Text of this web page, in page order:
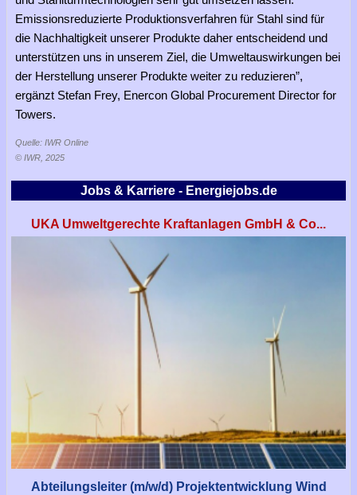
Emissionsreduzierte Produktionsverfahren für Stahl sind für
die Nachhaltigkeit unserer Produkte daher entscheidend und
unterstützen uns in unserem Ziel, die Umweltauswirkungen bei
der Herstellung unserer Produkte weiter zu reduzieren”,
ergänzt Stefan Frey, Enercon Global Procurement Director for
Towers.
Quelle: IWR Online
© IWR, 2025
Jobs & Karriere - Energiejobs.de
UKA Umweltgerechte Kraftanlagen GmbH & Co...
Abteilungsleiter (m/w/d) Projektentwicklung Wind